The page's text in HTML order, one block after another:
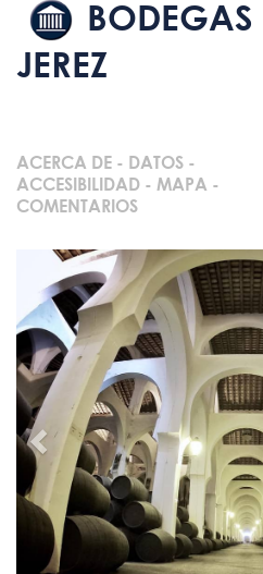
JEREZ
ACERCA DE - DATOS -
ACCESIBILIDAD - MAPA -
COMENTARIOS